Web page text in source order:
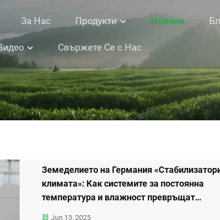
За Нас Продукти Новини
Свържете Се с Нас
Земеделието на Германия
климата»: Как системите за постоянна
температура и влажност превръщат
Jun 13, 2025